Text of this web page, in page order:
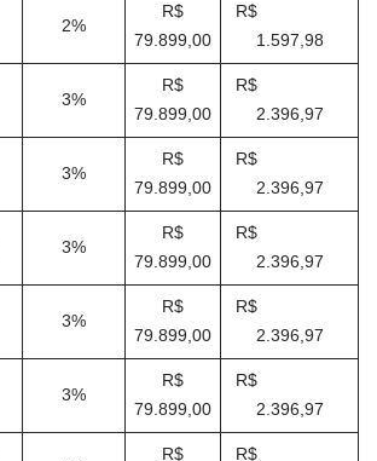
2%
R$
79.899,00
R$
1.597,98
3%
R$
79.899,00
R$
2.396,97
3%
R$
79.899,00
R$
2.396,97
3%
R$
79.899,00
R$
2.396,97
3%
R$
79.899,00
R$
2.396,97
3%
R$
79.899,00
R$
2.396,97
R$
R$